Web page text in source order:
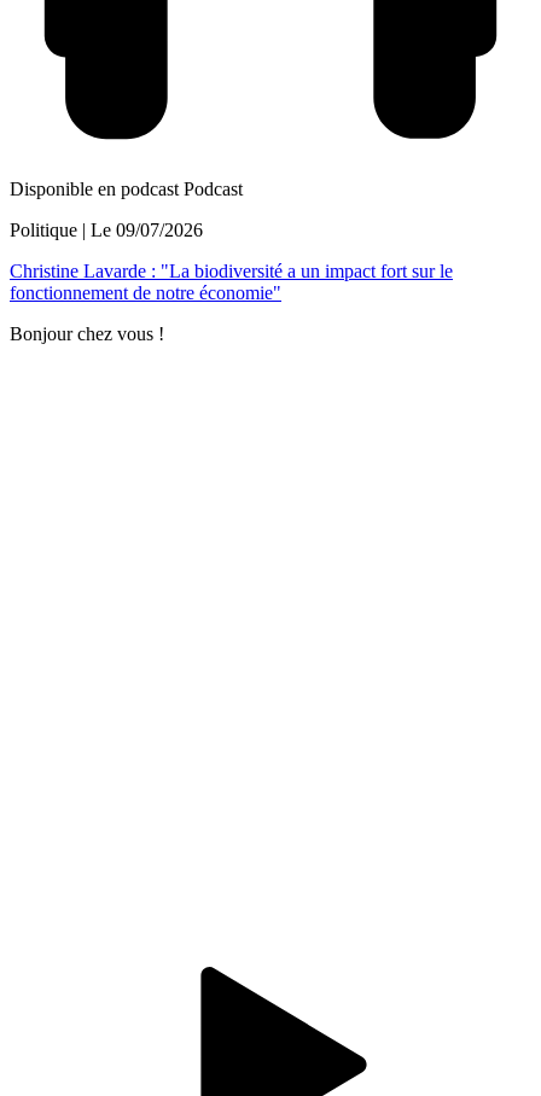
Disponible en podcast Podcast
Politique | Le 09/07/2026
Christine Lavarde : "La biodiversité a un impact fort sur le
fonctionnement de notre économie"
Bonjour chez vous !